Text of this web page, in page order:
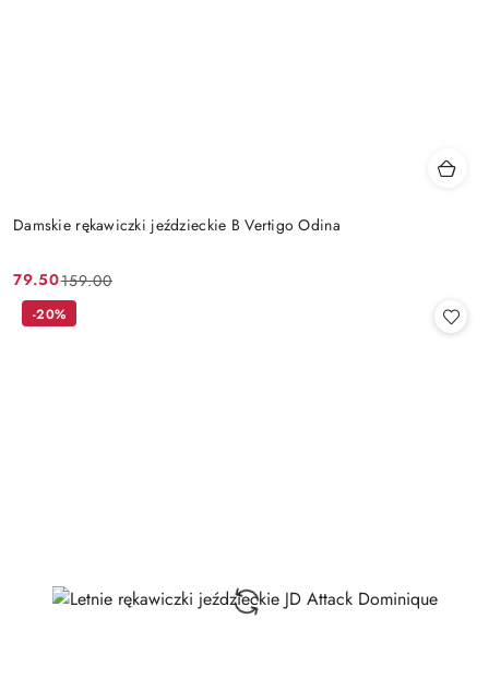
Damskie rękawiczki jeździeckie B Vertigo Odina
Cena
promocyjna:
79.50
Cena
przed
159.00
-20%